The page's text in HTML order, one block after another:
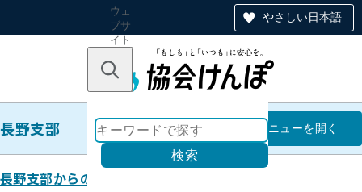
やさしい日本語
ウェ
ブサ
イト
のナ
ン
キーワードで探す
検索
長野支部 長野支部
メニューを開く
長野支部からのお知らせ